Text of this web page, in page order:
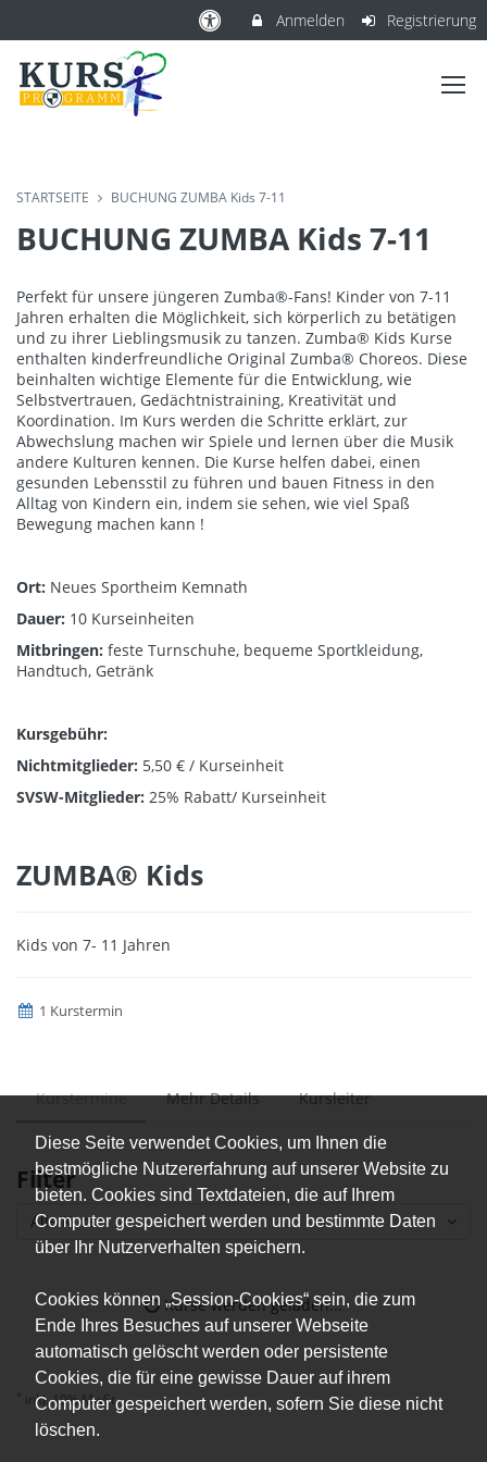
Diese Seite verwendet Cookies, um Ihnen die
bestmögliche Nutzererfahrung auf unserer Website zu
bieten. Cookies sind Textdateien, die auf Ihrem
Computer gespeichert werden und bestimmte Daten
über Ihr Nutzerverhalten speichern.
Cookies können „Session-Cookies“ sein, die zum
Ende Ihres Besuches auf unserer Webseite
automatisch gelöscht werden oder persistente
Cookies, die für eine gewisse Dauer auf ihrem
Computer gespeichert werden, sofern Sie diese nicht
löschen.
Anmelden Registrierung
STARTSEITE BUCHUNG ZUMBA Kids 7-11
BUCHUNG ZUMBA Kids 7-11
Perfekt für unsere jüngeren Zumba®-Fans! Kinder von 7-11
Jahren erhalten die Möglichkeit, sich körperlich zu betätigen
und zu ihrer Lieblingsmusik zu tanzen. Zumba® Kids Kurse
enthalten kinderfreundliche Original Zumba® Choreos. Diese
beinhalten wichtige Elemente für die Entwicklung, wie
Selbstvertrauen, Gedächtnistraining, Kreativität und
Koordination. Im Kurs werden die Schritte erklärt, zur
Abwechslung machen wir Spiele und lernen über die Musik
andere Kulturen kennen. Die Kurse helfen dabei, einen
gesunden Lebensstil zu führen und bauen Fitness in den
Alltag von Kindern ein, indem sie sehen, wie viel Spaß
Bewegung machen kann !
Ort: Neues Sportheim Kemnath
Dauer: 10 Kurseinheiten
Mitbringen: feste Turnschuhe, bequeme Sportkleidung,
Handtuch, Getränk
Kursgebühr:
Nichtmitglieder: 5,50 € / Kurseinheit
SVSW-Mitglieder: 25% Rabatt/ Kurseinheit
ZUMBA® Kids
Kids von 7- 11 Jahren
1 Kurstermin
Kurstermine Mehr Details Kursleiter
Filter
Alle Kurse
Kurse werden geladen...
inkl. 19% MwSt.